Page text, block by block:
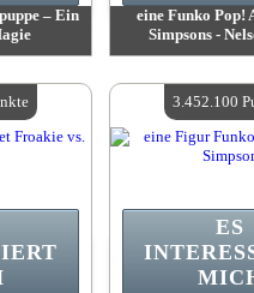
– Ein
4
eine Funko Pop!
Simpsons -
Verfügbare
ES
3.452.100